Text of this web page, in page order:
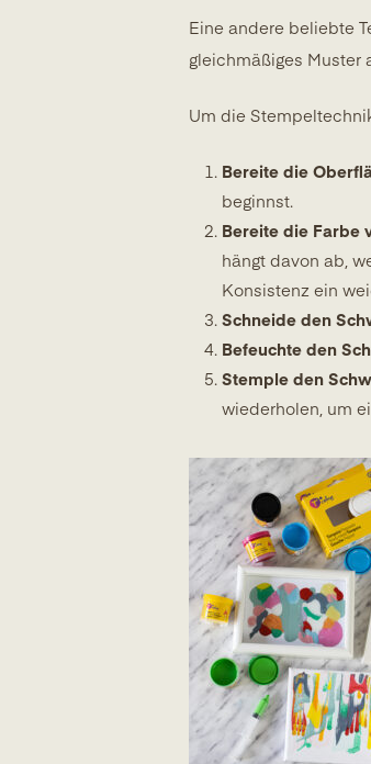
Eine andere beliebte
gleichmäßiges Muster
Um die
Bereite die
beginnst.
Bereite die Farbe
hängt davon ab,
Konsistenz ein
Schneide den
Befeuchte den
Stemple den
wiederholen, um